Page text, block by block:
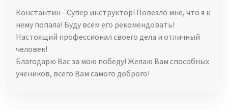
Константин - Супер инструктор! Повезло мне, что я к
нему попала! Буду всем его рекомендовать!
Настоящий профессионал своего дела и отличный
человек!
Благодарю Вас за мою победу! Желаю Вам способных
учеников, всего Вам самого доброго!